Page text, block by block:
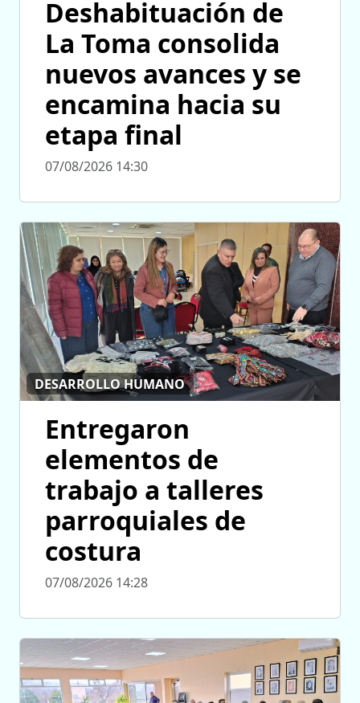
Deshabituación de
La Toma consolida
nuevos avances y se
encamina hacia su
etapa final
07/08/2026 14:30
DESARROLLO HUMANO
Entregaron
elementos de
trabajo a talleres
parroquiales de
costura
07/08/2026 14:28